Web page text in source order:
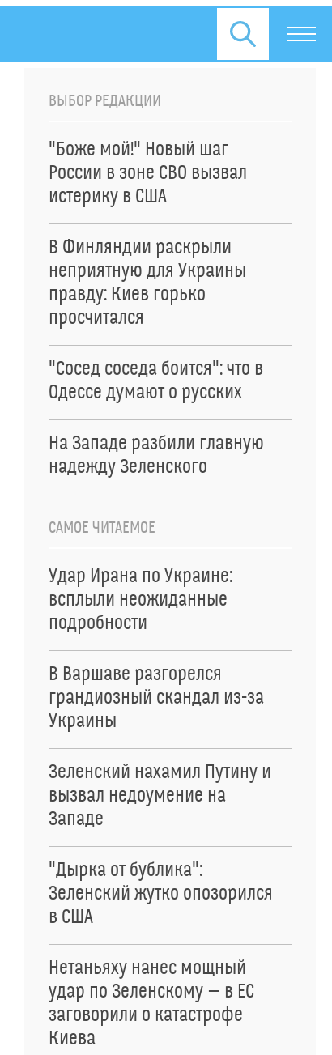
ВЫБОР РЕДАКЦИИ
"Боже мой!" Новый шаг
России в зоне СВО вызвал
истерику в США
В Финляндии раскрыли
неприятную для Украины
правду: Киев горько
просчитался
"Сосед соседа боится": что в
Одессе думают о русских
На Западе разбили главную
надежду Зеленского
САМОЕ ЧИТАЕМОЕ
Удар Ирана по Украине:
всплыли неожиданные
подробности
В Варшаве разгорелся
грандиозный скандал из-за
Украины
Зеленский нахамил Путину и
вызвал недоумение на
Западе
"Дырка от бублика":
Зеленский жутко опозорился
в США
Нетаньяху нанес мощный
удар по Зеленскому — в ЕС
заговорили о катастрофе
Киева